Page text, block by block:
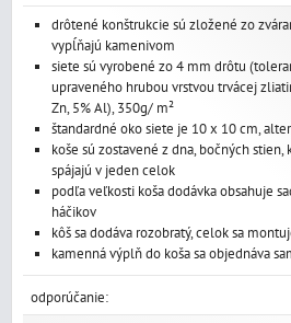
drôtené konštrukcie sú zložené zo
vypĺňajú kamenivom
siete sú vyrobené zo 4 mm drôtu
upraveného hrubou vrstvou trvácej
Zn, 5% Al), 350g/ m²
štandardné oko siete je 10 x 10 cm,
koše sú zostavené z dna, bočných
spájajú v jeden celok
podľa veľkosti koša dodávka obsahuje
háčikov
kôš sa dodáva rozobratý, celok sa
kamenná výplň do koša sa objednáva
odporúčanie: